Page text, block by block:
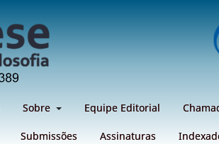
Sobre Equipe Editorial
Submissões Assinaturas